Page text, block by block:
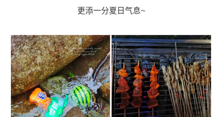
更添一分夏日气息~